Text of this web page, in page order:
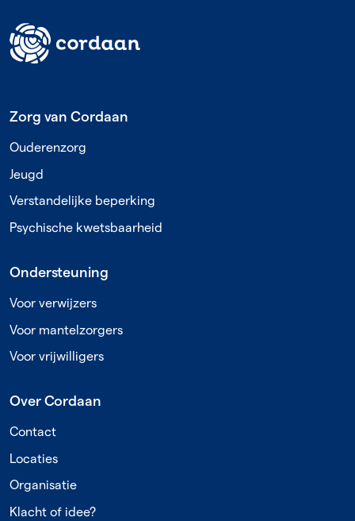
Footer
Zorg van Cordaan
Ouderenzorg
Jeugd
Verstandelijke beperking
Psychische kwetsbaarheid
Ondersteuning
Voor verwijzers
Voor mantelzorgers
Voor vrijwilligers
Over Cordaan
Contact
Locaties
Organisatie
Klacht of idee?